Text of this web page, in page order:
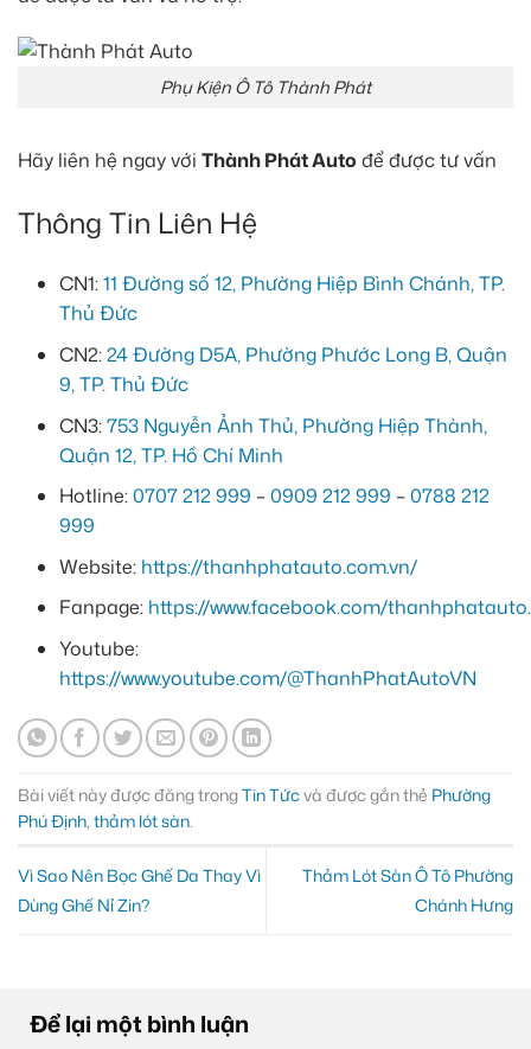
Phụ Kiện Ô Tô Thành Phát
Hãy liên hệ ngay với Thành Phát Auto để được tư vấn
Thông Tin Liên Hệ
CN1:11 Đường số 12, Phường Hiệp Bình Chánh, TP.
Thủ Đức
CN2:24 Đường D5A, Phường Phước Long B, Quận
9, TP. Thủ Đức
CN3:753 Nguyễn Ảnh Thủ, Phường Hiệp Thành,
Quận 12, TP. Hồ Chí Minh
Hotline:0707 212 999 –0909 212 999 –0788 212
999
Website: https://thanhphatauto.com.vn/
Fanpage: https://www.facebook.com/
Youtube:
https://www.youtube.com/@ThanhPhatAutoVN
Bài viết này được đăng trongTin Tứcvà được gắn thẻ Phường
Phú Định, thảm lót sàn.
Vì Sao Nên Bọc Ghế Da Thay Vì
Dùng Ghế Nỉ Zin?
Thảm Lót Sàn Ô Tô Phường
Chánh Hưng
Để lại một bình luận